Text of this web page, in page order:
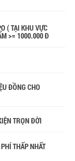
( TẠI KHU VỰC
>= 1000.000 Đ
ĐỒNG CHO
TRỌN ĐỜI
THẤP NHẤT